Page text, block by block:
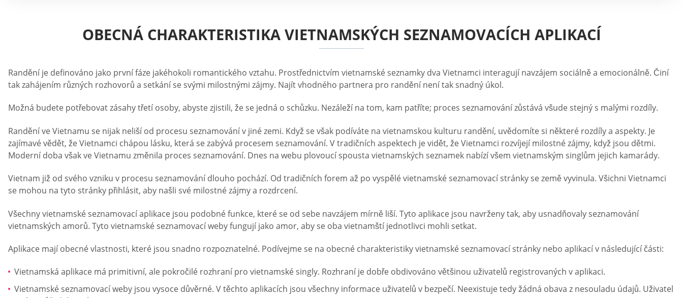
OBECNÁ CHARAKTERISTIKA VIETNAMSKÝCH SEZNAMOVACÍCH APLIKACÍ
Randění je definováno jako první fáze jakéhokoli romantického vztahu. Prostřednictvím vietnamské seznamky dva Vietnamci interagují navzájem sociálně a emocionálně. Činí
tak zahájením různých rozhovorů a setkání se svými milostnými zájmy. Najít vhodného partnera pro randění není tak snadný úkol.
Možná budete potřebovat zásahy třetí osoby, abyste zjistili, že se jedná o schůzku. Nezáleží na tom, kam patříte; proces seznamování zůstává všude stejný s malými rozdíly.
Randění ve Vietnamu se nijak neliší od procesu seznamování v jiné zemi. Když se však podíváte na vietnamskou kulturu randění, uvědomíte si některé rozdíly a aspekty. Je
zajímavé vědět, že Vietnamci chápou lásku, která se zabývá procesem seznamování. V tradičních aspektech je vidět, že Vietnamci rozvíjejí milostné zájmy, když jsou dětmi.
Moderní doba však ve Vietnamu změnila proces seznamování. Dnes na webu plovoucí spousta vietnamských seznamek nabízí všem vietnamským singlům jejich kamarády.
Vietnam již od svého vzniku v procesu seznamování dlouho pochází. Od tradičních forem až po vyspělé vietnamské seznamovací stránky se země vyvinula. Všichni Vietnamci
se mohou na tyto stránky přihlásit, aby našli své milostné zájmy a rozdrcení.
Všechny vietnamské seznamovací aplikace jsou podobné funkce, které se od sebe navzájem mírně liší. Tyto aplikace jsou navrženy tak, aby usnadňovaly seznamování
vietnamských amorů. Tyto vietnamské seznamovací weby fungují jako amor, aby se oba vietnamští jednotlivci mohli setkat.
Aplikace mají obecné vlastnosti, které jsou snadno rozpoznatelné. Podívejme se na obecné charakteristiky vietnamské seznamovací stránky nebo aplikací v následující části:
Vietnamská aplikace má primitivní, ale pokročilé rozhraní pro vietnamské singly. Rozhraní je dobře obdivováno většinou uživatelů registrovaných v aplikaci.
Vietnamské seznamovací weby jsou vysoce důvěrné. V těchto aplikacích jsou všechny informace uživatelů v bezpečí. Neexistuje tedy žádná obava z nesouladu údajů. Uživatel